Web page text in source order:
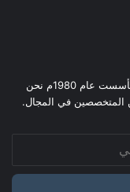
شركة النهضة العربية للمقاولات العامة شركتنا تأسست عام 1980م نحن
المتخصصين في المجال.